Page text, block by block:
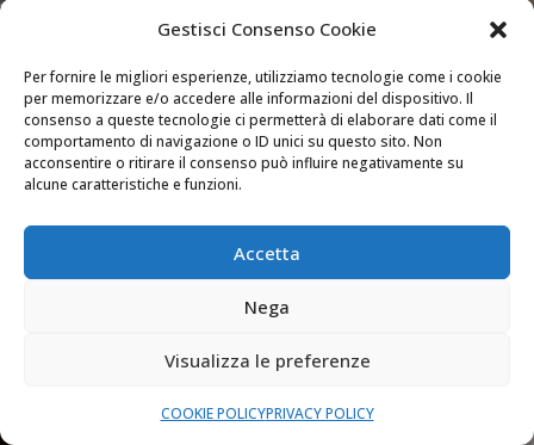
Gestisci Consenso Cookie
Per fornire le migliori esperienze, utilizziamo tecnologie come i cookie
per memorizzare e/o accedere alle informazioni del dispositivo. Il
consenso a queste tecnologie ci permetterà di elaborare dati come il
comportamento di navigazione o ID unici su questo sito. Non
acconsentire o ritirare il consenso può influire negativamente su
alcune caratteristiche e funzioni.
Accetta
Nega
Visualizza le preferenze
COOKIE POLICYPRIVACY POLICY
 DOVE OPERIAMO
Siamo attivi a Milano, Como, Bergamo (e nei
 SEMPRE APERTI
Il nostro servizio di assistenza è attivo 24 ore
su 24 tutti i giorni dell’anno.
PREVENTIVI GRATUITI